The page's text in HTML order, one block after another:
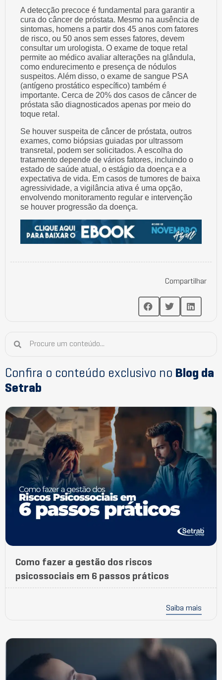
A detecção precoce é fundamental para garantir a
cura do câncer de próstata. Mesmo na ausência de
sintomas, homens a partir dos 45 anos com fatores
de risco, ou 50 anos sem esses fatores, devem
consultar um urologista. O exame de toque retal
permite ao médico avaliar alterações na glândula,
como endurecimento e presença de nódulos
suspeitos. Além disso, o exame de sangue PSA
(antígeno prostático específico) também é
importante. Cerca de 20% dos casos de câncer de
próstata são diagnosticados apenas por meio do
toque retal.
Se houver suspeita de câncer de próstata, outros
exames, como biópsias guiadas por ultrassom
transretal, podem ser solicitados. A escolha do
tratamento depende de vários fatores, incluindo o
estado de saúde atual, o estágio da doença e a
expectativa de vida. Em casos de tumores de baixa
agressividade, a vigilância ativa é uma opção,
envolvendo monitoramento regular e intervenção
se houver progressão da doença.
Compartilhar
Confira o conteúdo exclusivo no Blog da
Setrab
Como fazer a gestão dos riscos
psicossociais em 6 passos práticos
Saiba mais